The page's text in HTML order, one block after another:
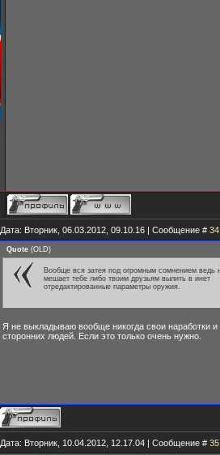
Дата: Вторник, 06.03.2012, 09.10.16 | Сообщение # 34
Quote (OLD)
Вообще вся затея под огромным сомнением ведь
мешает тебе либо твоим друзьям вылить в инет
отредактированные параметры оружия.
Я не выкладываю вообще никогда свои наработки и
сторонних людей. Если это только очень нужно.
Дата: Вторник, 10.04.2012, 12.17.04 | Сообщение # 35